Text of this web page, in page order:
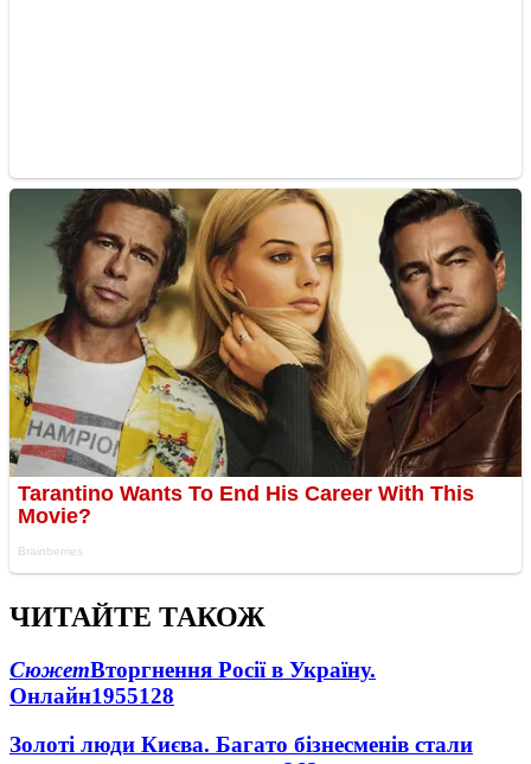
ЧИТАЙТЕ ТАКОЖ
СюжетВторгнення Росії в Україну.
Онлайн1955128
Золоті люди Києва. Багато бізнесменів стали